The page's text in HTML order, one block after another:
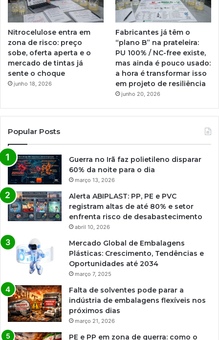
Nitrocelulose entra em
zona de risco: preço
sobe, oferta aperta e o
mercado de tintas já
sente o choque
junho 18, 2026
Fabricantes já têm o
“plano B” na prateleira:
PU 100% / NC-free existe,
mas ainda é pouco usado:
a hora é transformar isso
em projeto de resiliência
junho 20, 2026
Popular Posts
Guerra no Irã faz polietileno disparar
60% da noite para o dia
março 13, 2026
Alerta ABIPLAST: PP, PE e PVC
registram altas de até 80% e setor
enfrenta risco de desabastecimento
abril 10, 2026
Mercado Global de Embalagens
Plásticas: Crescimento, Tendências e
Oportunidades até 2034
março 7, 2025
Falta de solventes pode parar a
indústria de embalagens flexíveis nos
próximos dias
março 21, 2026
PE e PP em zona de guerra: como o